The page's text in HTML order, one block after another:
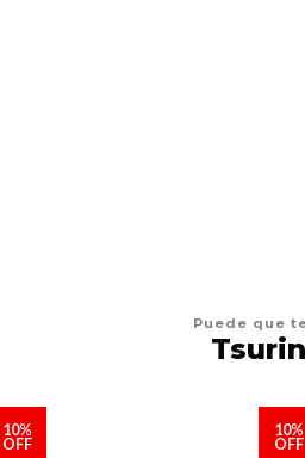
Puede que
10%
OFF
10%
OFF